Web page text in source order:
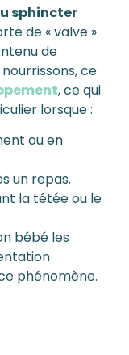
sphincter
de « valve »
de
ce
, ce qui
lorsque :
ou en
un repas.
la tétée ou le
bébé les
phénomène.